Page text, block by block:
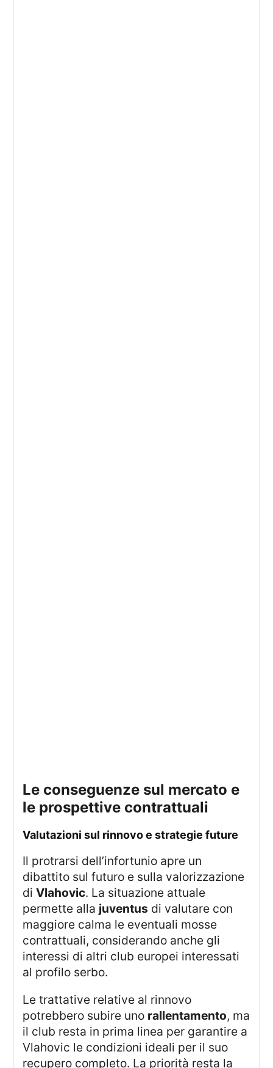
le conseguenze sul mercato e
le prospettive contrattuali
valutazioni sul rinnovo e strategie future
Il protrarsi dell’infortunio apre un
dibattito sul futuro e sulla valorizzazione
diVlahovic. La situazione attuale
permette alla juventus di valutare con
maggiore calma le eventuali mosse
contrattuali, considerando anche gli
interessi di altri club europei interessati
al profilo serbo.
Le trattative relative al rinnovo
potrebbero subire uno rallentamento, ma
il club resta in prima linea per garantire a
Vlahovic le condizioni ideali per il suo
recupero completo. La priorità resta la